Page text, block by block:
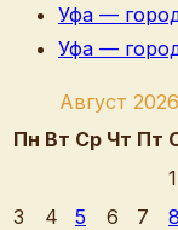
Уфа —
Уфа —
Август 2026
Пн Вт Ср Чт Пт
1
3
4 5 6 7 8